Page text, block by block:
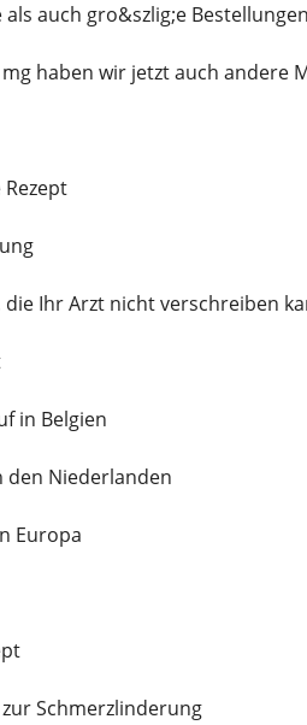
auch gro&szlig;e
haben wir jetzt auch andere
Ihr Arzt nicht verschreiben
in Belgien
den Niederlanden
Europa
Schmerzlinderung